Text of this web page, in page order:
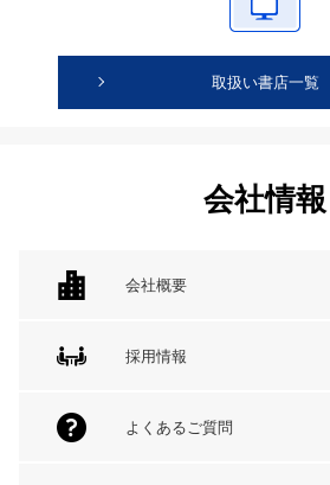
取扱い書店一覧
会社情報
会社概要
採用情報
よくあるご質問